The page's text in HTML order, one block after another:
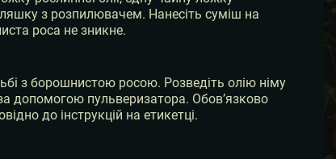
з розпилювачем. Нанесіть суміш на
роса не зникне.
з борошнистою росою. Розведіть олію німу
за допомогою пульверизатора. Обов’язково
до інструкцій на етикетці.